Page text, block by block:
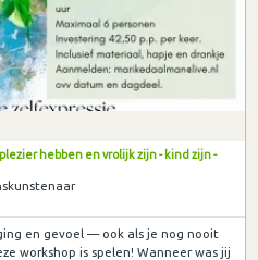
hebben en vrolijk zijn - kind zijn -
en gevoel — ook als je nog nooit
workshop is spelen! Wanneer was jij